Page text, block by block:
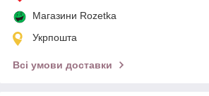
Магазини Rozetka
Укрпошта
Всі умови доставки